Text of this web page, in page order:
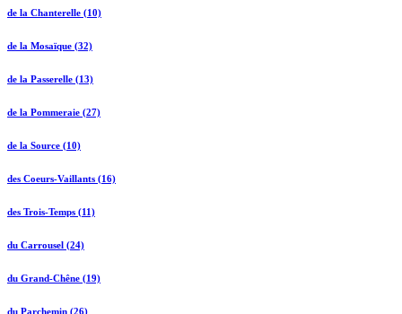
de la Chanterelle (10)
de la Mosaïque (32)
de la Passerelle (13)
de la Pommeraie (27)
de la Source (10)
des Coeurs-Vaillants (16)
des Trois-Temps (11)
du Carrousel (24)
du Grand-Chêne (19)
du Parchemin (26)